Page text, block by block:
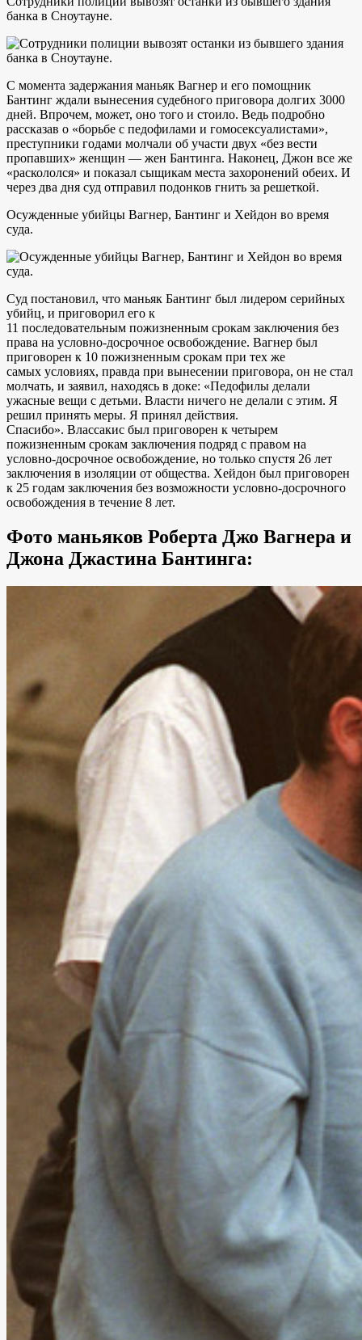
банка в Сноутауне.
С момента задержания маньяк Вагнер и его помощник
Бантинг ждали вынесения судебного приговора долгих 3000
дней. Впрочем, может, оно того и стоило. Ведь подробно
рассказав о «борьбе с педофилами и гомосексуалистами»,
преступники годами молчали об участи двух «без вести
пропавших» женщин — жен Бантинга. Наконец, Джон все же
«раскололся» и показал сыщикам места захоронений обеих. И
через два дня суд отправил подонков гнить за решеткой.
Осужденные убийцы Вагнер, Бантинг и Хейдон во время
суда.
Суд постановил, что маньяк Бантинг был лидером серийных
убийц, и приговорил его к
11 последовательным пожизненным срокам заключения без
права на условно-досрочное освобождение. Вагнер был
приговорен к 10 пожизненным срокам при тех же
самых условиях, правда при вынесении приговора, он не стал
молчать, и заявил, находясь в доке: «Педофилы делали
ужасные вещи с детьми. Власти ничего не делали с этим. Я
решил принять меры. Я принял действия.
Спасибо». Влассакис был приговорен к четырем
пожизненным срокам заключения подряд с правом на
условно-досрочное освобождение, но только спустя 26 лет
заключения в изоляции от общества. Хейдон был приговорен
к 25 годам заключения без возможности условно-досрочного
освобождения в течение 8 лет.
Фото маньяков Роберта Джо Вагнера и
Джона Джастина Бантинга: